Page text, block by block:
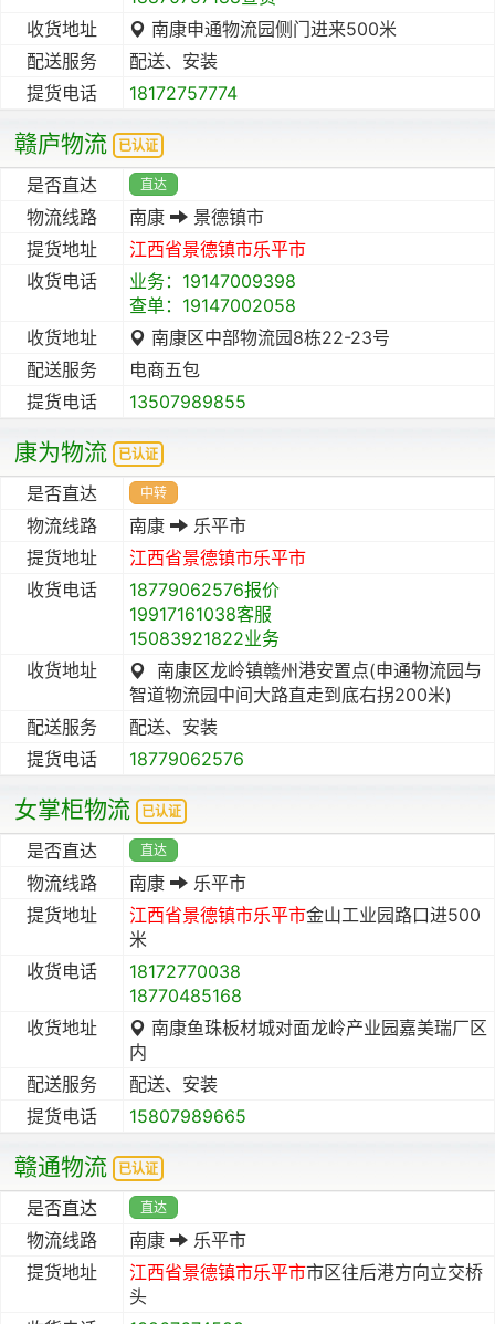
收货地址
南康申通物流园侧门进来500米
配送服务
配送、安装
提货电话
18172757774
赣庐物流 已认证
是否直达 直达
物流线路 南康
景德镇市
提货地址
江西省景德镇市乐平市
收货电话
业务：19147009398
查单：19147002058
收货地址
南康区中部物流园8栋22-23号
配送服务
电商五包
提货电话
13507989855
康为物流 已认证
是否直达 中转
物流线路 南康
乐平市
提货地址
江西省景德镇市乐平市
收货电话
18779062576报价
19917161038客服
15083921822业务
收货地址
南康区龙岭镇赣州港安置点(申通物流园与
智道物流园中间大路直走到底右拐200米)
配送服务
配送、安装
提货电话
18779062576
女掌柜物流 已认证
是否直达 直达
物流线路 南康
乐平市
提货地址
江西省景德镇市乐平市金山工业园路口进500
米
收货电话
18172770038
18770485168
收货地址
南康鱼珠板材城对面龙岭产业园嘉美瑞厂区
内
配送服务
配送、安装
提货电话
15807989665
赣通物流 已认证
是否直达 直达
物流线路 南康
乐平市
提货地址
江西省景德镇市乐平市市区往后港方向立交桥
头